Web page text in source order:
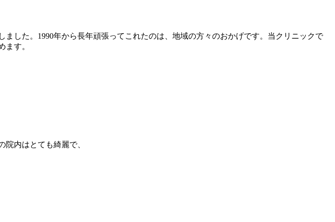
した。1990年から長年頑張ってこれたのは、地域の方々のおかげです。当クリニックで
ます。
内はとても綺麗で、